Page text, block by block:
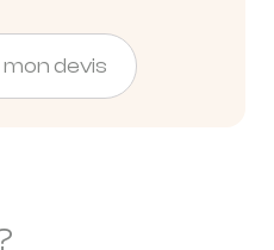
devis